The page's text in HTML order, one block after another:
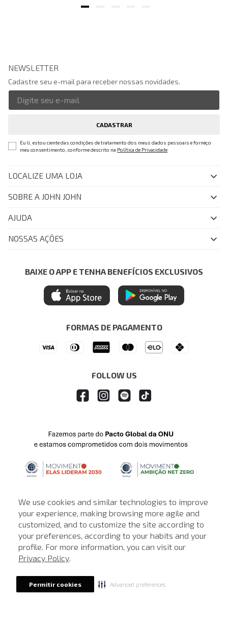
We use cookies and similar technologies to improve
your experience, making browsing more agile and
customized, and to customize the site according to
your preferences, according to your habits and your
profile. For more information, you can visit our
Privacy Policy.
Permitir cookies Advanced preferences
NEWSLETTER
Cadastre seu e-mail para receber nossas novidades.
CADASTRAR
Eu li, estou ciente das condições de tratamento dos meus dados pessoais e forneço
meu consentimento, conforme descrito na Política de Privacidade
LOCALIZE UMA LOJA
SOBRE A JOHN JOHN
Quem Somos
John John Club
Painel de Privacidade
Central de Preferências
Ética e Sustentabilidade
AJUDA
FAQ
Regulamentos
Seja um Revendedor
NOSSAS AÇÕES
Azul Fidelidade
Mastercard
Itau Personnalite
BAIXE O APP E TENHA BENEFÍCIOS EXCLUSIVOS
FORMAS DE PAGAMENTO
FOLLOW US
© © Copyright 2000-2026 - Todos os direitos reservados. A Loja de
John John reserva-se no direito de corrigir ou alterar informações
Em caso de dúvidas:0800 990 5500.
Horário de Atendimentodas 8h às 20h de segunda a sábado, exceto